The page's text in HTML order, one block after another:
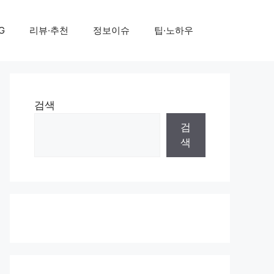
리뷰·추천 정보이슈 팁·노하우
검색
검
색